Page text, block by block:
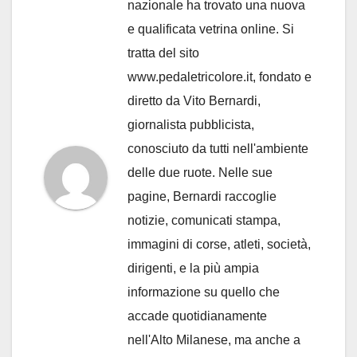
nazionale ha trovato una nuova
e qualificata vetrina online. Si
tratta del sito
www.pedaletricolore.it, fondato e
diretto da Vito Bernardi,
giornalista pubblicista,
conosciuto da tutti nell'ambiente
delle due ruote. Nelle sue
pagine, Bernardi raccoglie
notizie, comunicati stampa,
immagini di corse, atleti, società,
dirigenti, e la più ampia
informazione su quello che
accade quotidianamente
nell'Alto Milanese, ma anche a